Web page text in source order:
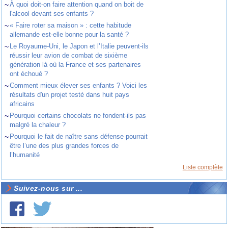
~À quoi doit-on faire attention quand on boit de
l'alcool devant ses enfants ?
~« Faire roter sa maison » : cette habitude
allemande est-elle bonne pour la santé ?
~ Le Royaume-Uni, le Japon et l’Italie peuvent-ils
réussir leur avion de combat de sixième
génération là où la France et ses partenaires
ont échoué ?
~Comment mieux élever ses enfants ? Voici les
résultats d'un projet testé dans huit pays
africains
~ Pourquoi certains chocolats ne fondent-ils pas
malgré la chaleur ?
~ Pourquoi le fait de naître sans défense pourrait
être l’une des plus grandes forces de
l’humanité
Liste complète
Suivez-nous sur ...